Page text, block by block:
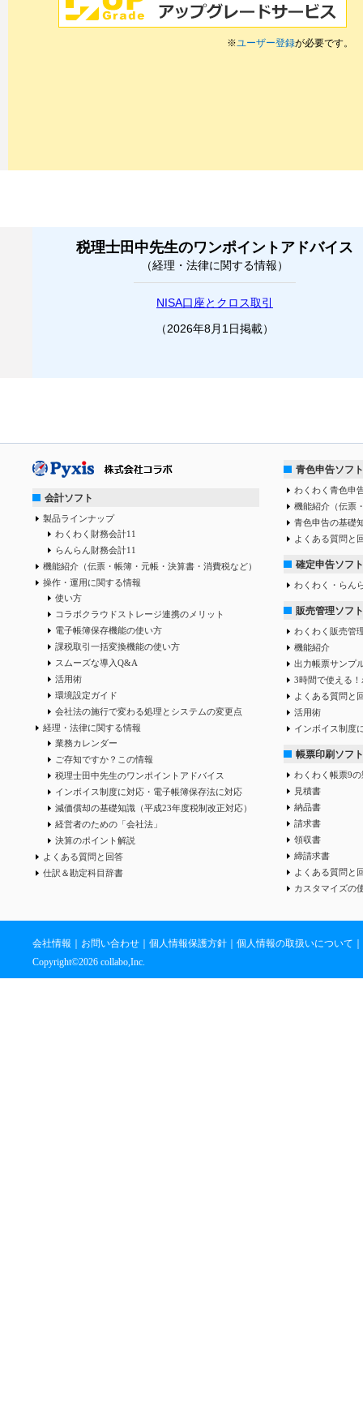
※ユーザー登録が必要です。
税理士田中先生のワンポイントアドバイス
（経理・法律に関する情報）
NISA口座とクロス取引
（2026年8月1日掲載）
会計ソフト
製品ラインナップ
わくわく財務会計11
らんらん財務会計11
機能紹介（伝票・帳簿・元帳・決算書・消費税など）
操作・運用に関する情報
使い方
コラボクラウドストレージ連携のメリット
電子帳簿保存機能の使い方
課税取引一括変換機能の使い方
スムーズな導入Q&A
活用術
環境設定ガイド
会社法の施行で変わる処理とシステムの変更点
経理・法律に関する情報
業務カレンダー
ご存知ですか？この情報
税理士田中先生のワンポイントアドバイス
インボイス制度に対応・電子帳簿保存法に対応
減価償却の基礎知識（平成23年度税制改正対応）
経営者のための「会社法」
決算のポイント解説
よくある質問と回答
仕訳＆勘定科目辞書
青色申告ソフト
わくわく青色申
機能紹介（伝票
青色申告の基礎
よくある質問と
確定申告ソフト
わくわく・らん
販売管理ソフト
わくわく販売管
機能紹介
出力帳票サンプ
3時間で使える
よくある質問と
活用術
インボイス制度
帳票印刷ソフト
わくわく帳票9
見積書
納品書
請求書
領収書
締請求書
よくある質問と
カスタマイズの
会社情報 お問い合わせ 個人情報保護方針 個人情報の取扱いについて
Copyright©2026 collabo,Inc.